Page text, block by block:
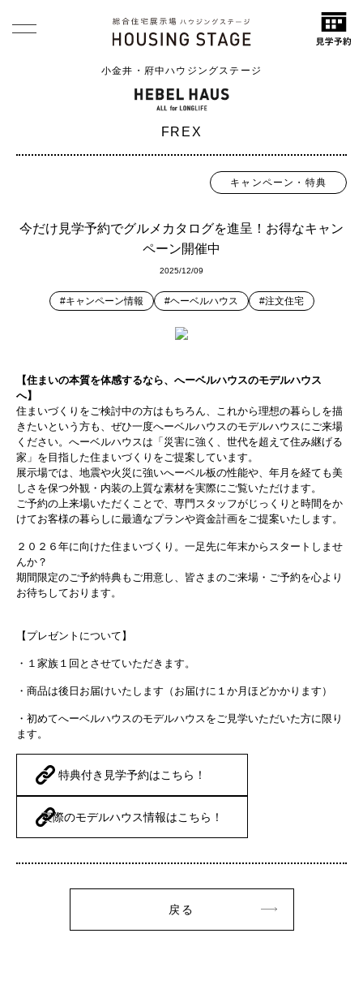
小金井・府中ハウジングステージ
FREX
キャンペーン・特典
今だけ見学予約でグルメカタログを進呈！お得なキャン
ペーン開催中
2025/12/09
#キャンペーン情報 #ヘーベルハウス #注文住宅
【住まいの本質を体感するなら、へーベルハウスのモデルハウス
へ】
住まいづくりをご検討中の方はもちろん、これから理想の暮らしを描
きたいという方も、ぜひ一度へーベルハウスのモデルハウスにご来場
ください。へーベルハウスは「災害に強く、世代を超えて住み継げる
家」を目指した住まいづくりをご提案しています。
展示場では、地震や火災に強いへーベル板の性能や、年月を経ても美
しさを保つ外観・内装の上質な素材を実際にご覧いただけます。
ご予約の上来場いただくことで、専門スタッフがじっくりと時間をか
けてお客様の暮らしに最適なプランや資金計画をご提案いたします。
２０２６年に向けた住まいづくり。一足先に年末からスタートしませ
んか？
期間限定のご予約特典もご用意し、皆さまのご来場・ご予約を心より
お待ちしております。
【プレゼントについて】
・１家族１回とさせていただきます。
・商品は後日お届けいたします（お届けに１か月ほどかかります）
・初めてへーベルハウスのモデルハウスをご見学いただいた方に限り
ます。
特典付き見学予約はこちら！
実際のモデルハウス情報はこちら！
戻る